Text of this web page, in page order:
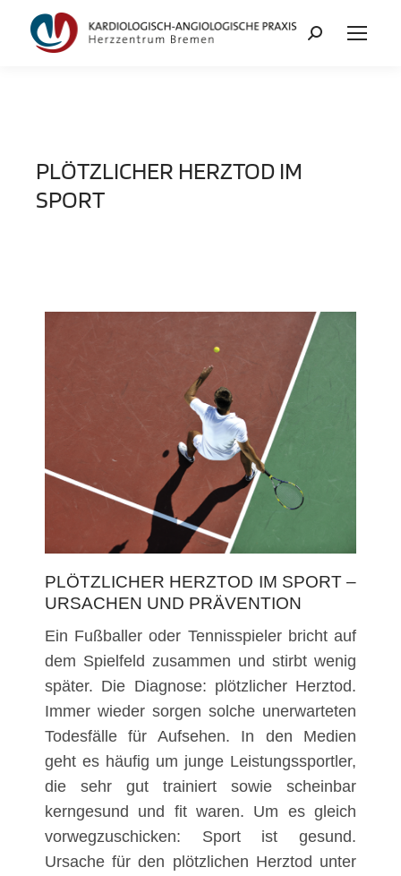
PLÖTZLICHER HERZTOD IM
SPORT
PLÖTZLICHER HERZTOD IM SPORT –
URSACHEN UND PRÄVENTION
Ein Fußballer oder Tennisspieler bricht auf
dem Spielfeld zusammen und stirbt wenig
später. Die Diagnose: plötzlicher Herztod.
Immer wieder sorgen solche unerwarteten
Todesfälle für Aufsehen. In den Medien
geht es häufig um junge Leistungssportler,
die sehr gut trainiert sowie scheinbar
kerngesund und fit waren. Um es gleich
vorwegzuschicken: Sport ist gesund.
Ursache für den plötzlichen Herztod unter